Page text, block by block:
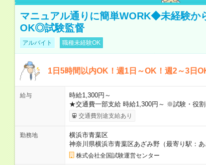
マニュアル通りに簡単WORK◆未経験か
OK◎試験監督
アルバイト 職種未経験OK
1日5時間以内OK！週1日～OK！週2～3日
給与
時給1,300円～
★交通費一部支給 時給1,300円～ ※試験・役
交通費別途支給あり
勤務地
横浜市青葉区
神奈川県横浜市青葉区あざみ野（最寄り駅：あ
株式会社全国試験運営センター